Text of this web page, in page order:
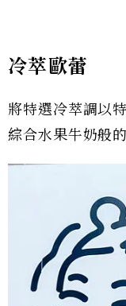
冷萃歐蕾
將特選冷萃調以
綜合水果牛奶般